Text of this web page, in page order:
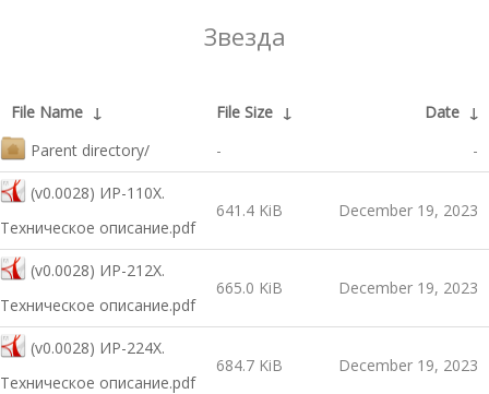
Звезда
File Name ↓ File Size ↓ Date ↓
Parent directory/
- -
(v0.0028) ИР-110Х.
Техническое описание.pdf
641.4 KiB December 19, 2023
(v0.0028) ИР-212Х.
Техническое описание.pdf
665.0 KiB December 19, 2023
(v0.0028) ИР-224Х.
Техническое описание.pdf
684.7 KiB December 19, 2023